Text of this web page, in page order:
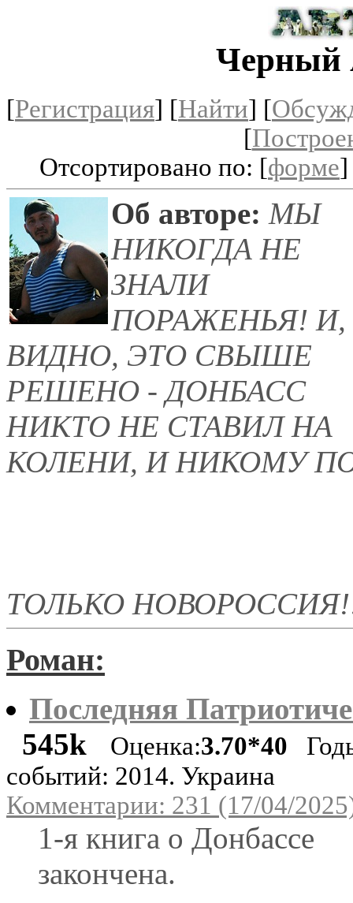
Черный
[Регистрация] [Найти] [
[
Отсортировано по: [форме
Об авторе: МЫ
НИКОГДА НЕ
ЗНАЛИ
ПОРАЖЕНЬЯ! И,
ВИДНО, ЭТО СВЫШЕ
РЕШЕНО - ДОНБАСС
НИКТО НЕ СТАВИЛ НА
КОЛЕНИ, И НИКОМУ
ТОЛЬКО
Роман:
Последняя
545k
Оценка:3.70*40
событий: 2014. Украина
Комментарии: 231 (17/04/
1-я книга о Донбассе
закончена.